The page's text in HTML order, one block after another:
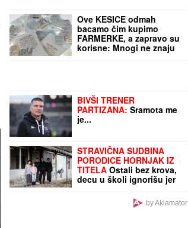
Ove KESICE odmah
bacamo čim kupimo
FARMERKE, a zapravo su
korisne: Mnogi ne znaju
čemu služe, ali treba ih
BIVŠI TRENER
PARTIZANA: Sramota me
je...
STRAVIČNA SUDBINA
PORODICE HORNJAK IZ
TITELA Ostali bez krova,
decu u školi ignorišu jer
su siromašna, nemaju ni
tekuću vodu, a ovo im je
POSLEDNJA NADAby Aklamator